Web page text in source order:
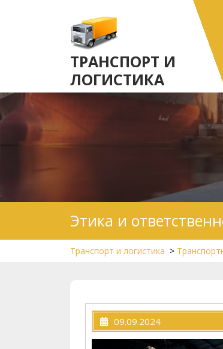
ТРАНСПОРТ И
ЛОГИСТИКА
Этика и
Транспорт и логистика >
09.09.2024